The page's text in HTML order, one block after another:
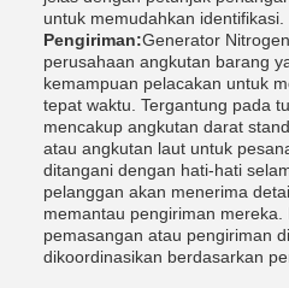
untuk memudahkan identifikasi.
Pengiriman:Generator
perusahaan angkutan barang
kemampuan pelacakan untuk
tepat waktu. Tergantung pada
mencakup angkutan darat
atau angkutan laut untuk
ditangani dengan hati-hati
pelanggan akan menerima
memantau pengiriman
pemasangan atau pengiriman
dikoordinasikan berdasarkan